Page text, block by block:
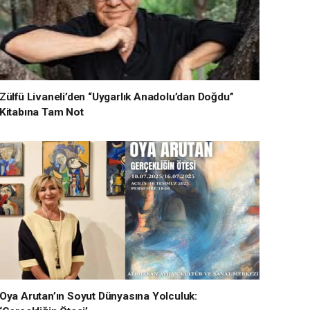
Livaneli’den “Uygarlık Anadolu’dan Doğdu”
Tam Not
Arutan’ın Soyut Dünyasına Yolculuk: